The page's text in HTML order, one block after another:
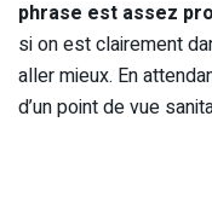
phrase est assez
si on est clairement
aller mieux. En
d’un point de vue